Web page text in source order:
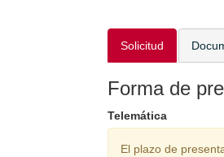
Solicitud
Forma de
Telemática
El plazo de